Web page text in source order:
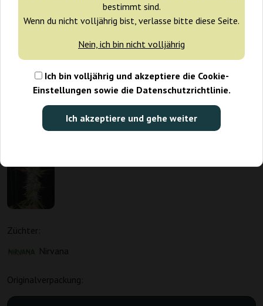
bestimmt sind.
Wenn du nicht volljährig bist, verlasse bitte diese Seite.
Nein, ich bin nicht volljährig
Ich bin volljährig und akzeptiere die Cookie-
Einstellungen sowie die Datenschutzrichtlinie.
Ich akzeptiere und gehe weiter
Züchter:
Nirvana
Originalverpackung: